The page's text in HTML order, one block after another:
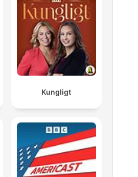
Kungligt